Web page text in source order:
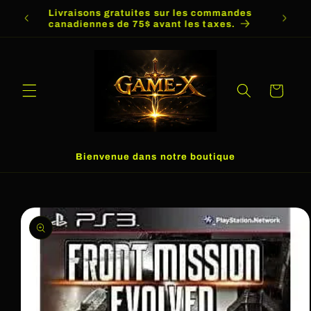
passerLivraisons gratuites sur les commandes
canadiennes de 75$ avant les taxes.
Panier
Bienvenue dans notre boutique
Passer aux
informations
produits